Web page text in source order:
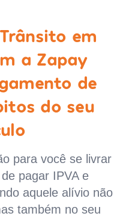
em
a Zapay
de
do seu
para você se livrar
pagar IPVA e
aquele alívio não
também no seu